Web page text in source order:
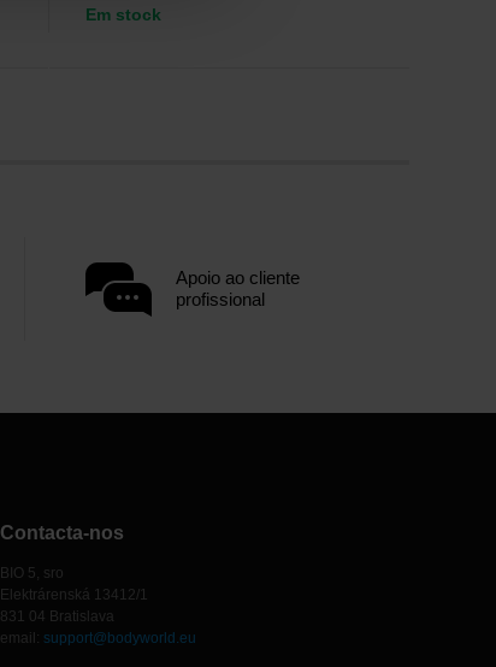
Em stock
Apoio ao cliente
profissional
Contacta-nos
BIO 5, sro
Elektrárenská 13412/1
831 04 Bratislava
email: support@bodyworld.eu